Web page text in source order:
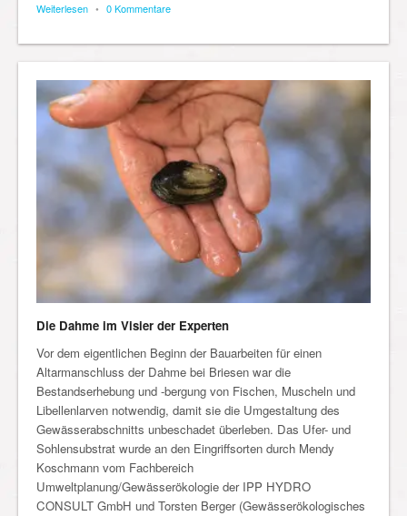
Weiterlesen • 0 Kommentare
Die Dahme im Visier der Experten
Vor dem eigentlichen Beginn der Bauarbeiten für einen
Altarmanschluss der Dahme bei Briesen war die
Bestandserhebung und -bergung von Fischen, Muscheln und
Libellenlarven notwendig, damit sie die Umgestaltung des
Gewässerabschnitts unbeschadet überleben. Das Ufer- und
Sohlensubstrat wurde an den Eingriffsorten durch Mendy
Koschmann vom Fachbereich
Umweltplanung/Gewässerökologie der IPP HYDRO
CONSULT GmbH und Torsten Berger (Gewässerökologisches